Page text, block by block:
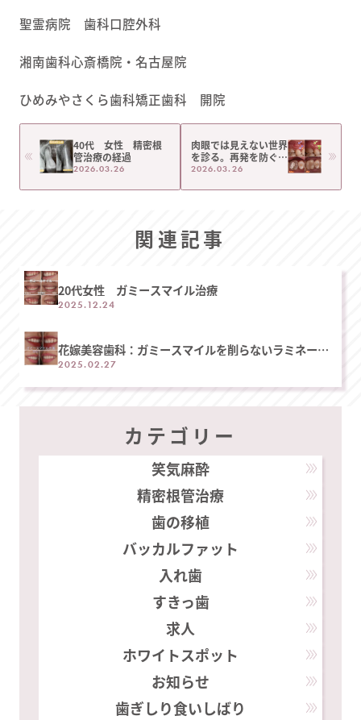
聖霊病院 歯科口腔外科
湘南歯科心斎橋院・名古屋院
ひめみやさくら歯科矯正歯科 開院
40代 女性 精密根
管治療の経過
2026.03.26
肉眼では見えない世界
を診る。再発を防ぐた
めの『精密根管治療』
2026.03.26
関連記事
20代女性 ガミースマイル治療
2025.12.24
花嫁美容歯科：ガミースマイルを削らないラミネート
ベニアと歯肉整形で改善
2025.02.27
カテゴリー
笑気麻酔
精密根管治療
歯の移植
バッカルファット
入れ歯
すきっ歯
求人
ホワイトスポット
お知らせ
歯ぎしり食いしばり